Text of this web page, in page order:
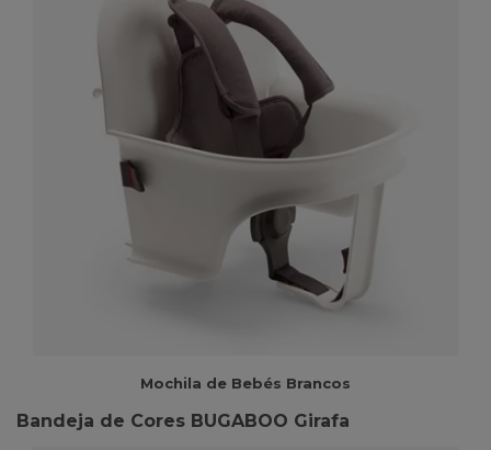
Mochila de Bebés Brancos
Bandeja de Cores BUGABOO Girafa